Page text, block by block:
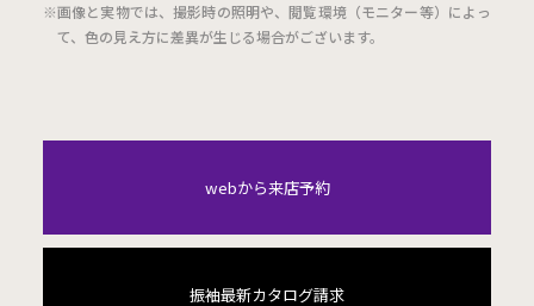
※画像と実物では、撮影時の照明や、閲覧環境（モニター等）によっ
て、色の見え方に差異が生じる場合がございます。
webから来店予約
振袖最新カタログ請求